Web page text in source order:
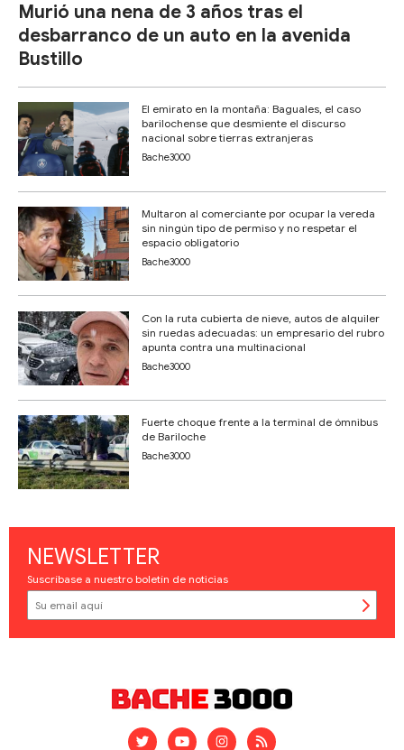
Murió una nena de 3 años tras el
desbarranco de un auto en la avenida
Bustillo
El emirato en la montaña: Baguales, el caso
barilochense que desmiente el discurso
nacional sobre tierras extranjeras
Bache3000
Multaron al comerciante por ocupar la vereda
sin ningún tipo de permiso y no respetar el
espacio obligatorio
Bache3000
Con la ruta cubierta de nieve, autos de alquiler
sin ruedas adecuadas: un empresario del rubro
apunta contra una multinacional
Bache3000
Fuerte choque frente a la terminal de ómnibus
de Bariloche
Bache3000
NEWSLETTER
Suscríbase a nuestro boletín de noticias